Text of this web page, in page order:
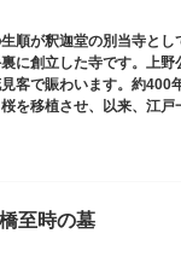
順が釈迦堂の別当寺とし
に創立した寺です。上
客で賑わいます。約400
を移植させ、以来、江戸
至時の墓